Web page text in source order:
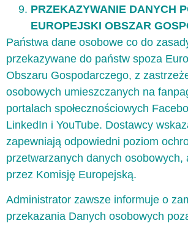
PRZEKAZYWANIE DANYCH
EUROPEJSKI OBSZAR
Państwa dane osobowe co do
przekazywane do państw spoza
Obszaru Gospodarczego, z
osobowych umieszczanych na
portalach społecznościowych
LinkedIn i YouTube. Dostawcy
zapewniają odpowiedni poziom
przetwarzanych danych osobowych,
przez Komisję Europejską.
Administrator zawsze informuje o
przekazania Danych osobowych